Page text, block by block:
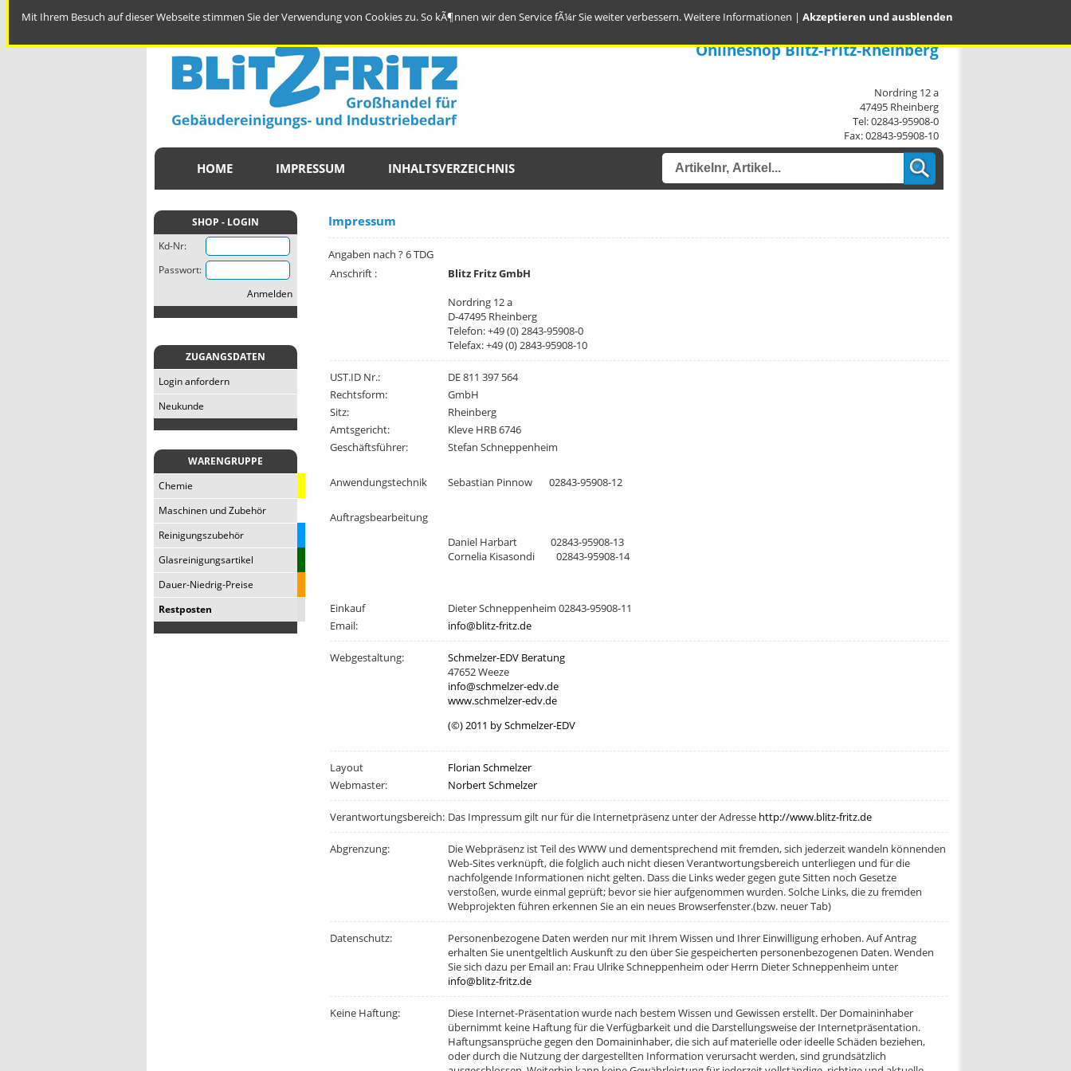
Mit Ihrem Besuch auf dieser Webseite stimmen Sie der Verwendung von Cookies zu. So kÃ¶nnen wir den Service fÃ¼r Sie weiter verbessern.Weitere Informationen | Akzeptieren und ausblenden
Onlineshop Blitz-Fritz-Rheinberg
Nordring 12 a
47495 Rheinberg
Tel: 02843-95908-0
Fax: 02843-95908-10
HOME IMPRESSUM INHALTSVERZEICHNIS
SHOP - LOGIN
Kd-Nr:
Passwort:
Anmelden
ZUGANGSDATEN
Login anfordern
Neukunde
WARENGRUPPE
Chemie
Maschinen und Zubehör
Reinigungszubehör
Glasreinigungsartikel
Dauer-Niedrig-Preise
Restposten
Impressum
Angaben nach ? 6 TDG
Anschrift :
Blitz Fritz GmbH
Nordring 12 a
D-47495 Rheinberg
Telefon: +49 (0) 2843-95908-0
Telefax: +49 (0) 2843-95908-10
UST.ID Nr.:
DE 811 397 564
Rechtsform:
GmbH
Sitz:
Rheinberg
Amtsgericht:
Kleve HRB 6746
Geschäftsführer:
Stefan Schneppenheim
Anwendungstechnik Sebastian Pinnow 02843-95908-12
Auftragsbearbeitung
Daniel Harbart 02843-95908-13
Cornelia Kisasondi 02843-95908-14
Einkauf
Dieter Schneppenheim 02843-95908-11
Email:
info@blitz-fritz.de
Webgestaltung:
Schmelzer-EDV Beratung
47652 Weeze
info@schmelzer-edv.de
www.schmelzer-edv.de
(©) 2011 by Schmelzer-EDV
Layout
Florian Schmelzer
Webmaster:
Norbert Schmelzer
Verantwortungsbereich: Das Impressum gilt nur für die Internetpräsenz unter der Adresse http://www.blitz-fritz.de
Abgrenzung:
Die Webpräsenz ist Teil des WWW und dementsprechend mit fremden, sich jederzeit wandeln könnenden
Web-Sites verknüpft, die folglich auch nicht diesen Verantwortungsbereich unterliegen und für die
nachfolgende Informationen nicht gelten. Dass die Links weder gegen gute Sitten noch Gesetze
verstoßen, wurde einmal geprüft; bevor sie hier aufgenommen wurden. Solche Links, die zu fremden
Webprojekten führen erkennen Sie an ein neues Browserfenster.(bzw. neuer Tab)
Datenschutz:
Personenbezogene Daten werden nur mit Ihrem Wissen und Ihrer Einwilligung erhoben. Auf Antrag
erhalten Sie unentgeltlich Auskunft zu den über Sie gespeicherten personenbezogenen Daten. Wenden
Sie sich dazu per Email an: Frau Ulrike Schneppenheim oder Herrn Dieter Schneppenheim unter
info@blitz-fritz.de
Keine Haftung:
Diese Internet-Präsentation wurde nach bestem Wissen und Gewissen erstellt. Der Domaininhaber
übernimmt keine Haftung für die Verfügbarkeit und die Darstellungsweise der Internetpräsentation.
Haftungsansprüche gegen den Domaininhaber, die sich auf materielle oder ideelle Schäden beziehen,
oder durch die Nutzung der dargestellten Information verursacht werden, sind grundsätzlich